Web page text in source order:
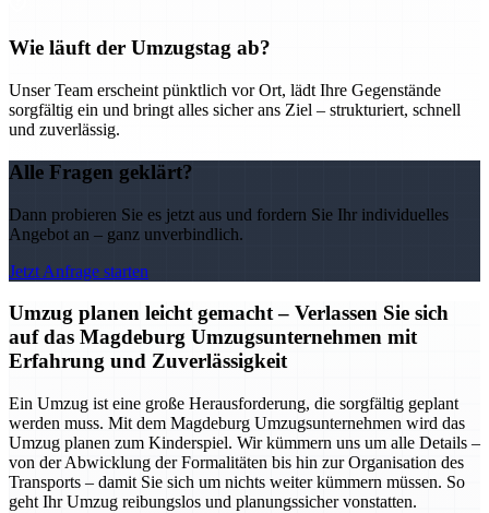
Wie läuft der Umzugstag ab?
Unser Team erscheint pünktlich vor Ort, lädt Ihre Gegenstände
sorgfältig ein und bringt alles sicher ans Ziel – strukturiert, schnell
und zuverlässig.
Alle Fragen geklärt?
Dann probieren Sie es jetzt aus und fordern Sie Ihr individuelles
Angebot an – ganz unverbindlich.
Jetzt Anfrage starten
Umzug planen leicht gemacht – Verlassen Sie sich
auf das Magdeburg Umzugsunternehmen mit
Erfahrung und Zuverlässigkeit
Ein Umzug ist eine große Herausforderung, die sorgfältig geplant
werden muss. Mit dem Magdeburg Umzugsunternehmen wird das
Umzug planen zum Kinderspiel. Wir kümmern uns um alle Details –
von der Abwicklung der Formalitäten bis hin zur Organisation des
Transports – damit Sie sich um nichts weiter kümmern müssen. So
geht Ihr Umzug reibungslos und planungssicher vonstatten.